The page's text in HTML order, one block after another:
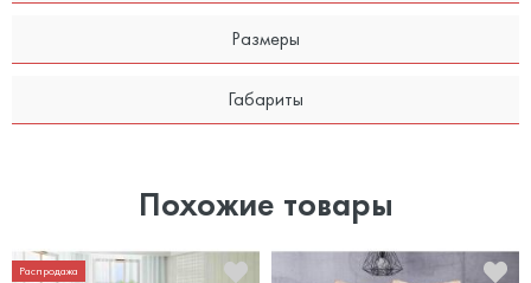
Размеры
Габариты
Похожие товары
Распродажа